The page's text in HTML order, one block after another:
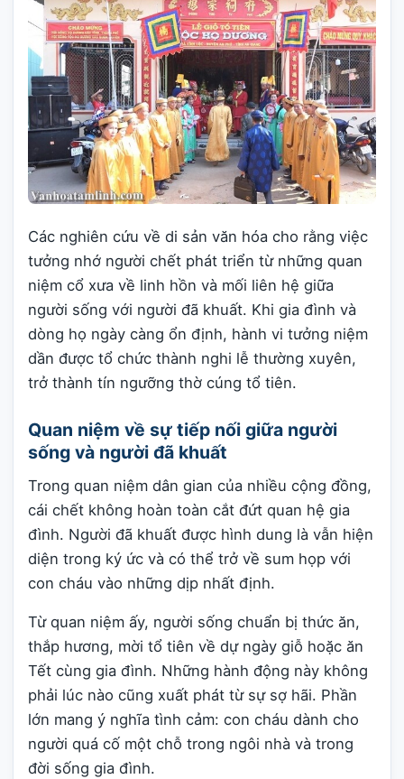
Các nghiên cứu về di sản văn hóa cho rằng việc
tưởng nhớ người chết phát triển từ những quan
niệm cổ xưa về linh hồn và mối liên hệ giữa
người sống với người đã khuất. Khi gia đình và
dòng họ ngày càng ổn định, hành vi tưởng niệm
dần được tổ chức thành nghi lễ thường xuyên,
trở thành tín ngưỡng thờ cúng tổ tiên.
Quan niệm về sự tiếp nối giữa người
sống và người đã khuất
Trong quan niệm dân gian của nhiều cộng đồng,
cái chết không hoàn toàn cắt đứt quan hệ gia
đình. Người đã khuất được hình dung là vẫn hiện
diện trong ký ức và có thể trở về sum họp với
con cháu vào những dịp nhất định.
Từ quan niệm ấy, người sống chuẩn bị thức ăn,
thắp hương, mời tổ tiên về dự ngày giỗ hoặc ăn
Tết cùng gia đình. Những hành động này không
phải lúc nào cũng xuất phát từ sự sợ hãi. Phần
lớn mang ý nghĩa tình cảm: con cháu dành cho
người quá cố một chỗ trong ngôi nhà và trong
đời sống gia đình.